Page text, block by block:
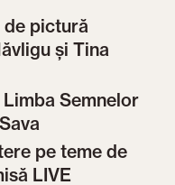
pictură
și Tina
Semnelor
pe teme de
LIVE